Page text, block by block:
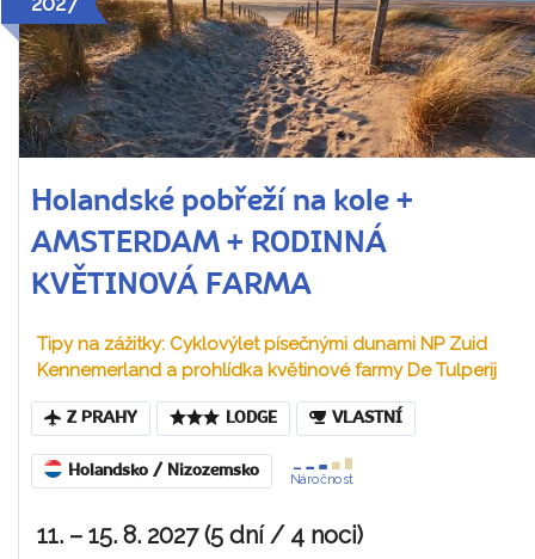
Holandské pobřeží na kole +
AMSTERDAM + RODINNÁ
KVĚTINOVÁ FARMA
Tipy na zážitky: Cyklovýlet písečnými dunami NP Zuid
Kennemerland a prohlídka květinové farmy De Tulperij
Z PRAHY LODGE VLASTNÍ
Holandsko / Nizozemsko
Náročnost
11. – 15. 8. 2027 (5 dní / 4 noci)